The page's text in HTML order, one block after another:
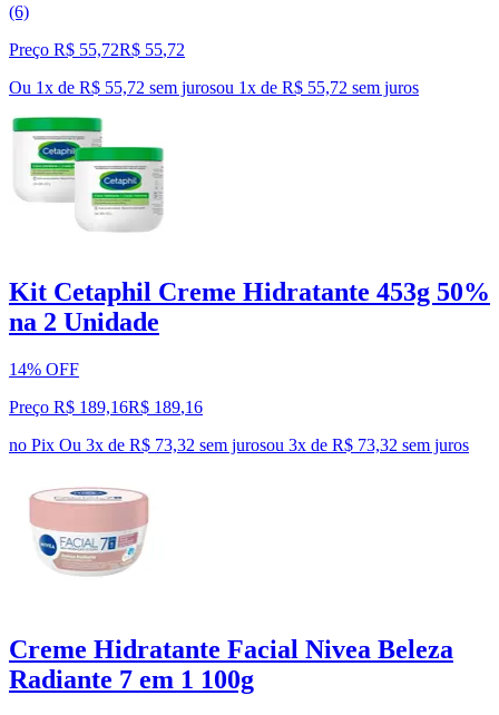
(6)
Preço R$ 55,72R$ 55,72
Ou 1x de R$ 55,72 sem jurosou 1x de R$ 55,72 sem juros
Kit Cetaphil Creme Hidratante 453g 50%
na 2 Unidade
14% OFF
Preço R$ 189,16R$ 189,16
no Pix Ou 3x de R$ 73,32 sem jurosou 3x de R$ 73,32 sem juros
Creme Hidratante Facial Nivea Beleza
Radiante 7 em 1 100g